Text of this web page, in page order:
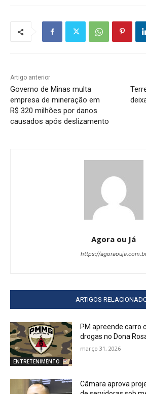
Artigo anterior
Governo de Minas multa
empresa de mineração em
R$ 320 milhões por danos
causados após deslizamento
Agora ou Já
https://
ARTIGOS
ENTRETENIMENTO
PM apreende carro
drogas no Dona
março 31, 2026
Câmara aprova